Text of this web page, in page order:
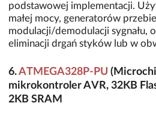
podstawowej implementacji.
małej mocy, generatorów
modulacji/demodulacji sygnału,
eliminacji drgań styków lub w
6.ATMEGA328P-PU
mikrokontroler AVR, 32KB
2KB SRAM